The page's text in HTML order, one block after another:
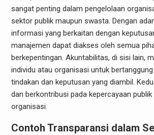
sangat penting dalam pengelolaan
sektor publik maupun swasta. Dengan
informasi yang berkaitan dengan
manajemen dapat diakses oleh semua
berkepentingan. Akuntabilitas, di sisi lain,
individu atau organisasi untuk
tindakan dan keputusan yang diambil.
dan berkontribusi pada kepercayaan
organisasi.
Contoh Transparansi dalam